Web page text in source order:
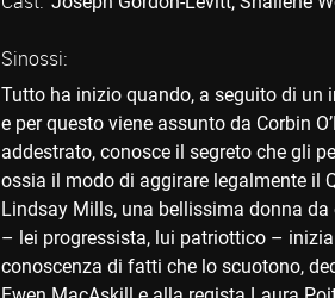
Sinossi:
Tutto ha inizio quando, a seguito di un
e per questo viene assunto da Corbin
addestrato, conosce il segreto che gli
ossia il modo di aggirare legalmente il
Lindsay Mills, una bellissima donna
– lei progressista, lui patriottico –
conoscenza di fatti che lo scuotono,